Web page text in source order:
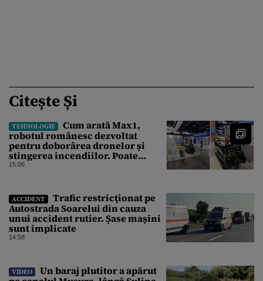
Citește Și
TEHNOLOGIE
Cum arată Max1,
robotul românesc dezvoltat
pentru doborârea dronelor și
stingerea incendiilor. Poate
transporta încărcături de până la
15:06
ACCIDENT
Trafic restricţionat pe
Autostrada Soarelui din cauza
unui accident rutier. Șase mașini
sunt implicate
14:58
VIDEO
Un baraj plutitor a apărut